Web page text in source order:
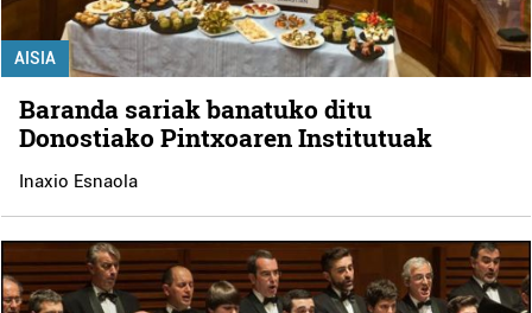
AISIA
Baranda sariak banatuko ditu
Donostiako Pintxoaren Institutuak
Inaxio Esnaola